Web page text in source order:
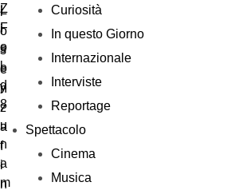
Curiosità
In questo Giorno
Internazionale
Interviste
Reportage
Spettacolo
Cinema
Musica